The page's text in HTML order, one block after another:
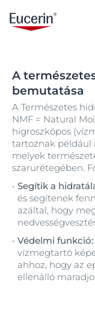
A
bemutatása
A Természetes
NMF = Natural
higroszkópos
tartoznak például
melyek
szarurétegében.
Segítik a
és segítenek
azáltal, hogy
Védelmi funkció:
vízmegtartó
ahhoz, hogy az
ellenálló